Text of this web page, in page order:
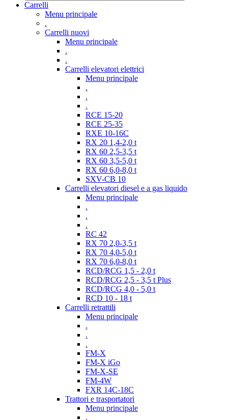
Carrelli
Menu principale
.
Carrelli nuovi
Menu principale
.
.
Carrelli elevatori elettrici
Menu principale
.
.
.
RCE 15-20
RCE 25-35
RXE 10-16C
RX 20 1,4-2,0 t
RX 60 2,5-3,5 t
RX 60 3,5-5,0 t
RX 60 6,0-8,0 t
SXV-CB 10
Carrelli elevatori diesel e a gas liquido
Menu principale
.
.
.
RC 42
RX 70 2,0-3,5 t
RX 70 4,0-5,0 t
RX 70 6,0-8,0 t
RCD/RCG 1,5 - 2,0 t
RCD/RCG 2,5 - 3,5 t Plus
RCD/RCG 4,0 - 5,0 t
RCD 10 - 18 t
Carrelli retrattili
Menu principale
.
.
.
FM-X
FM-X iGo
FM-X-SE
FM-4W
FXR 14C-18C
Trattori e trasportatori
Menu principale
.